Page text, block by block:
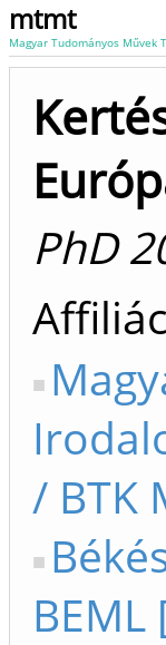
mtmt
Magyar Tudományos Művek
PhD
/ BTK